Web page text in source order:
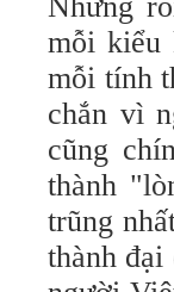
mỗi kiểu
mỗi tính
chắn vì
cũng
thành
trũng
thành